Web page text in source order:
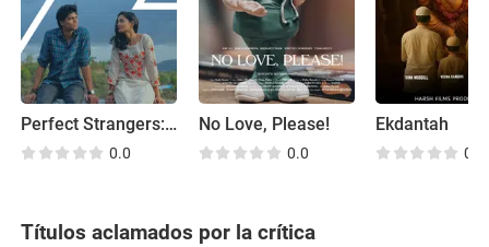
Perfect Strangers: The Lies We Tell for Love
0.0
No Love, Please!
0.0
Ekdantah
0.0
Títulos aclamados por la crítica